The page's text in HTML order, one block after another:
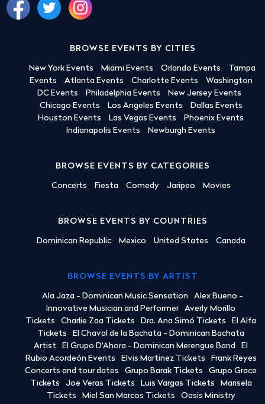
BROWSE EVENTS BY CITIES
New York Events Miami Events Orlando Events
Tampa
Events
Atlanta Events Charlotte Events
Washington
DC Events
Philadelphia Events
New Jersey Events
Chicago Events
Los Angeles Events
Dallas Events
Houston Events
Las Vegas Events
Phoenix Events
Indianapolis Events
Newburgh Events
BROWSE EVENTS BY CATEGORIES
Concerts Fiesta Comedy Jaripeo Movies
BROWSE EVENTS BY COUNTRIES
Dominican Republic Mexico United States Canada
BROWSE EVENTS BY ARTIST
Ala Jaza - Dominican Music Sensation
Alex Bueno -
Innovative Musician and Performer
Averly Morillo
Tickets
Charlie Zaa Tickets Dra. Ana Simó Tickets
El Alfa
Tickets
El Chaval de la Bachata - Dominican Bachata
Artist
El Grupo D'Ahora - Dominican Merengue Band
El
Rubio Acordeón Events
Elvis Martinez Tickets
Frank Reyes
Concerts and tour dates
Grupo Barak Tickets
Grupo Grace
Tickets
Joe Veras Tickets Luis Vargas Tickets
Marisela
Tickets
Miel San Marcos Tickets
Oasis Ministry